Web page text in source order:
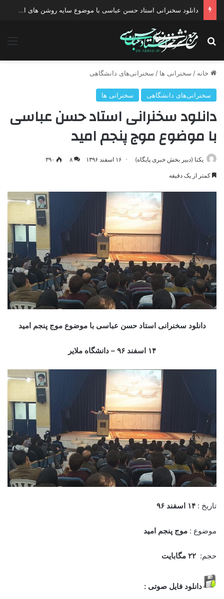
دانلود سخنرانی استاد حسن عباسی با موضوع سایه روشن های انتخاب یک نامزد اصلح
جستجو برای
خانه / سخنرانی ها / سخنرانی‌های دانشگاهی
سخنرانی‌های دانشگاهی سخنرانی ها
دانلود سخنرانی استاد حسن عباسی
با موضوع موج پنجم امید
یکتا (دبیر بخش خبری پایگاه) ۱۶ اسفند ۱۳۹۶ ۸ ۳۹۰
کمتر از یک دقیقه
دانلود سخنرانی استاد حسن عباسی با موضوع موج پنجم امید
۱۴ اسفند ۹۶ – دانشگاه ملایر
تاریخ : ۱۴ اسفند ۹۶
موضوع : موج پنجم امید
حجم: ۲۲ مگابایت
دانلود فایل صوتی :